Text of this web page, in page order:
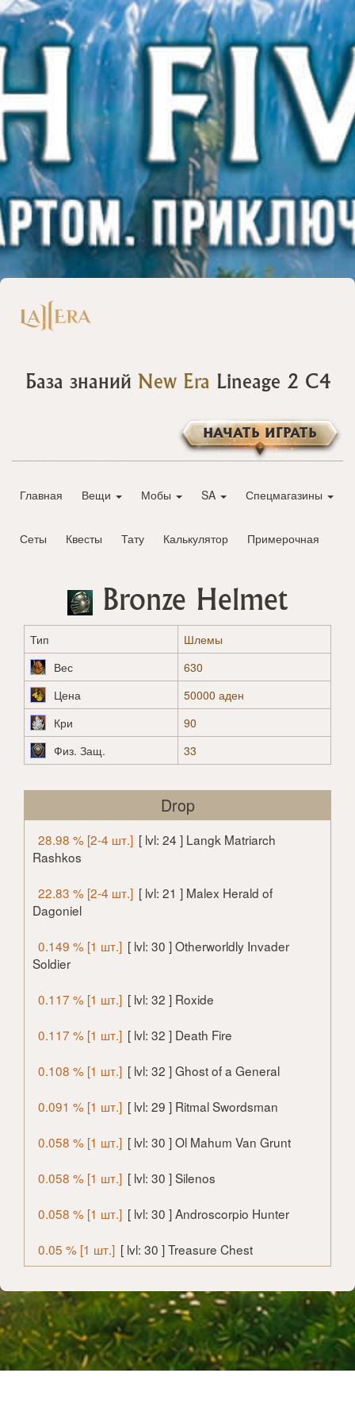
База знаний New Era Lineage 2 C4
НАЧАТЬ ИГРАТЬ
Главная Вещи Мобы SA Спецмагазины
Сеты Квесты Тату Калькулятор Примерочная
Bronze Helmet
Тип
Шлемы
Вес
630
Цена
50000 аден
Кри
90
Физ. Защ.
33
Drop
28.98 % [2-4 шт.] [ lvl: 24 ] Langk Matriarch
Rashkos
22.83 % [2-4 шт.] [ lvl: 21 ] Malex Herald of
Dagoniel
0.149 % [1 шт.] [ lvl: 30 ] Otherworldly Invader
Soldier
0.117 % [1 шт.] [ lvl: 32 ] Roxide
0.117 % [1 шт.] [ lvl: 32 ] Death Fire
0.108 % [1 шт.] [ lvl: 32 ] Ghost of a General
0.091 % [1 шт.] [ lvl: 29 ] Ritmal Swordsman
0.058 % [1 шт.] [ lvl: 30 ] Ol Mahum Van Grunt
0.058 % [1 шт.] [ lvl: 30 ] Silenos
0.058 % [1 шт.] [ lvl: 30 ] Androscorpio Hunter
0.05 % [1 шт.] [ lvl: 30 ] Treasure Chest